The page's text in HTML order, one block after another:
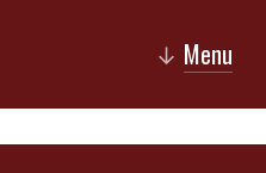
↓ Menu